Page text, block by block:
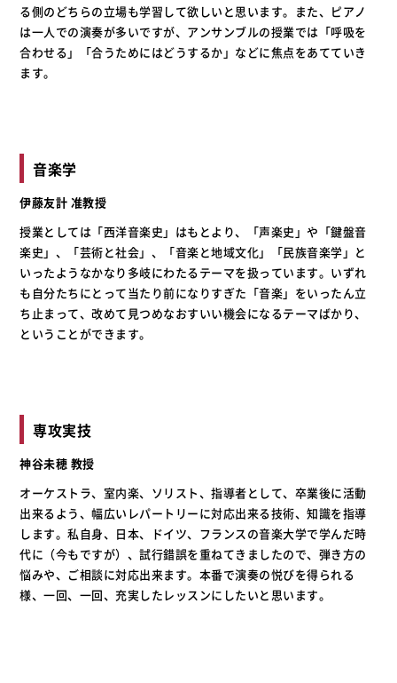
る側のどちらの立場も学習して欲しいと思います。また、ピアノ
は一人での演奏が多いですが、アンサンブルの授業では「呼吸を
合わせる」「合うためにはどうするか」などに焦点をあてていき
ます。
音楽学
伊藤友計 准教授
授業としては「西洋音楽史」はもとより、「声楽史」や「鍵盤音
楽史」、「芸術と社会」、「音楽と地域文化」「民族音楽学」と
いったようなかなり多岐にわたるテーマを扱っています。いずれ
も自分たちにとって当たり前になりすぎた「音楽」をいったん立
ち止まって、改めて見つめなおすいい機会になるテーマばかり、
ということができます。
専攻実技
神谷未穂 教授
オーケストラ、室内楽、ソリスト、指導者として、卒業後に活動
出来るよう、幅広いレパートリーに対応出来る技術、知識を指導
します。私自身、日本、ドイツ、フランスの音楽大学で学んだ時
代に（今もですが）、試行錯誤を重ねてきましたので、弾き方の
悩みや、ご相談に対応出来ます。本番で演奏の悦びを得られる
様、一回、一回、充実したレッスンにしたいと思います。